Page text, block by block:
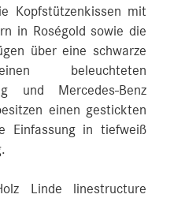
Kopfstützenkissen mit
in Roségold sowie die
über eine schwarze
beleuchteten
und Mercedes‑Benz
einen gestickten
Einfassung in tiefweiß
Linde linestructure